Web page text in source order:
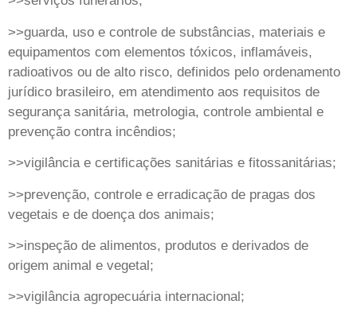
>>guarda, uso e controle de substâncias, materiais e
equipamentos com elementos tóxicos, inflamáveis,
radioativos ou de alto risco, definidos pelo ordenamento
jurídico brasileiro, em atendimento aos requisitos de
segurança sanitária, metrologia, controle ambiental e
prevenção contra incêndios;
>>vigilância e certificações sanitárias e fitossanitárias;
>>prevenção, controle e erradicação de pragas dos
vegetais e de doença dos animais;
>>inspeção de alimentos, produtos e derivados de
origem animal e vegetal;
>>vigilância agropecuária internacional;